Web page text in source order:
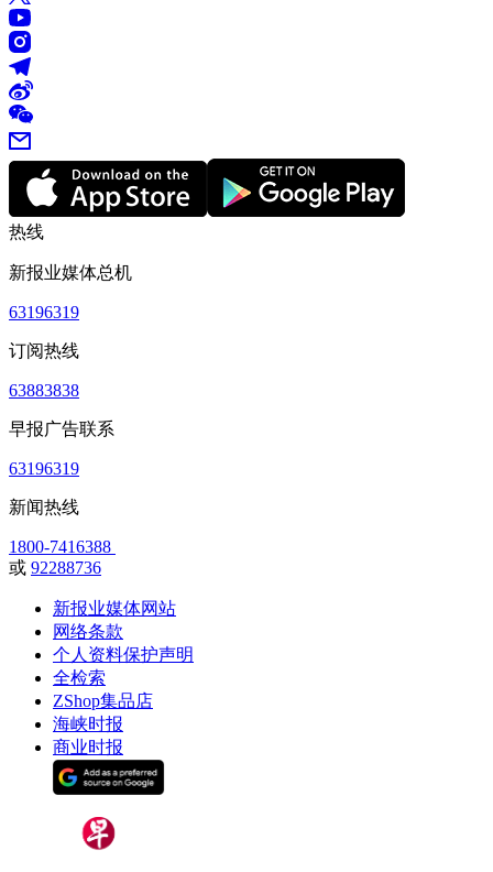
热线
新报业媒体总机
63196319
订阅热线
63883838
早报广告联系
63196319
新闻热线
1800-7416388
或 92288736
新报业媒体网站
网络条款
个人资料保护声明
全检索
ZShop集品店
海峡时报
商业时报